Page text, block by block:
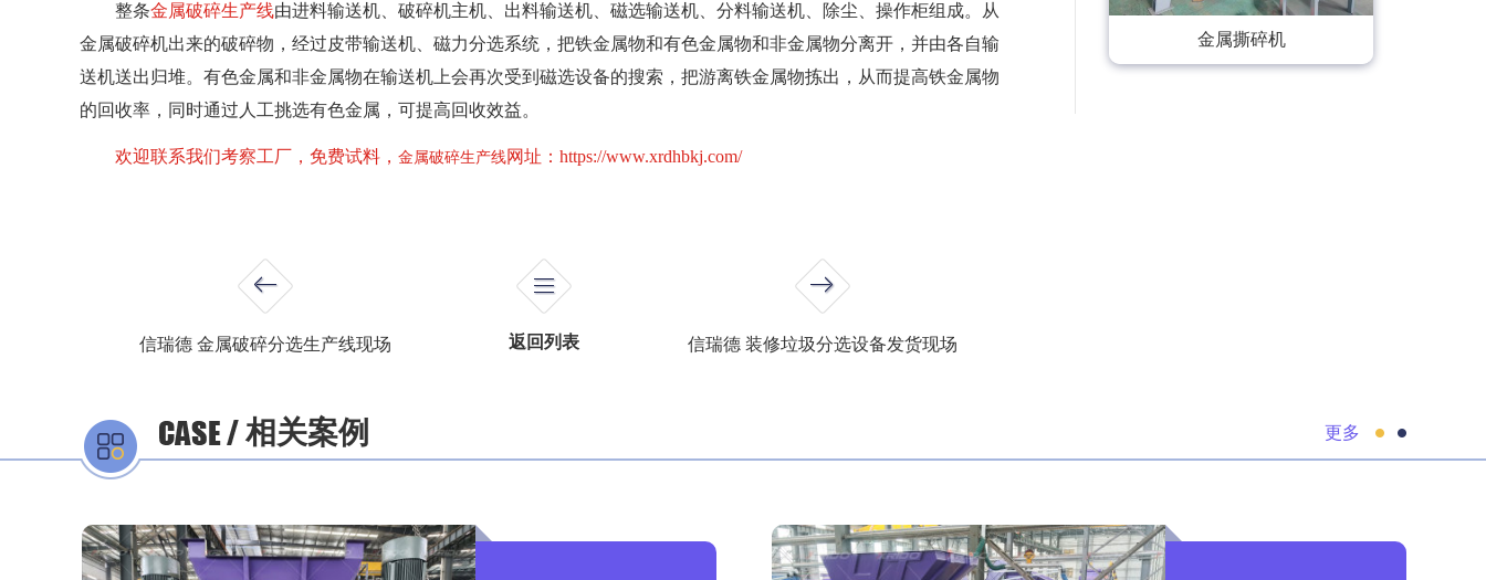
整条金属破碎生产线由进料输送机、破碎机主机、出料输送机、磁选输送机、分料输送机、除尘、操作柜组成。从
金属破碎机出来的破碎物，经过皮带输送机、磁力分选系统，把铁金属物和有色金属物和非金属物分离开，并由各自输
送机送出归堆。有色金属和非金属物在输送机上会再次受到磁选设备的搜索，把游离铁金属物拣出，从而提高铁金属物
的回收率，同时通过人工挑选有色金属，可提高回收效益。
欢迎联系我们考察工厂，免费试料， 金属破碎生产线网址： https://www.xrdhbkj.com/
信瑞德 金属破碎分选生产线现场 返回列表 信瑞德 装修垃圾分选设备发货现场
金属撕碎机
相关案例 更多